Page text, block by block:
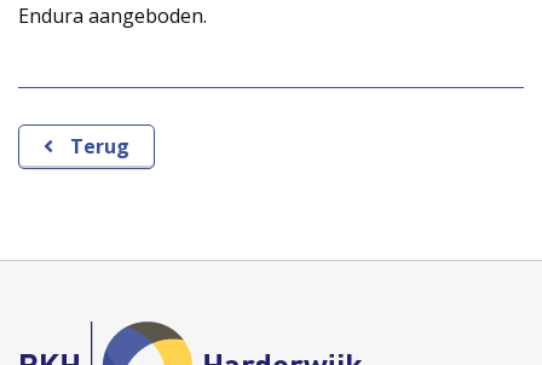
Endura aangeboden.
Terug